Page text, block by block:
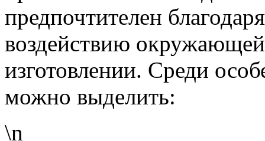
предпочтителен
воздействию
изготовлении. Среди
можно выделить:
\n